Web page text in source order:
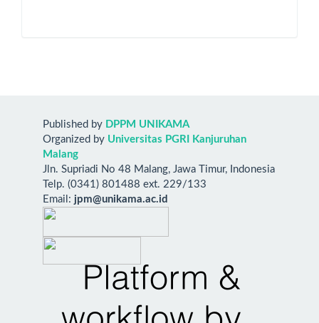
Published by DPPM UNIKAMA
Organized by Universitas PGRI Kanjuruhan
Malang
Jln. Supriadi No 48 Malang, Jawa Timur, Indonesia
Telp. (0341) 801488 ext. 229/133
Email: jpm@unikama.ac.id